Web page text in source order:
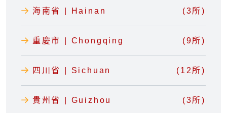
海南省 | Hainan (3所)
重慶市 | Chongqing (9所)
四川省 | Sichuan (12所)
貴州省 | Guizhou (3所)